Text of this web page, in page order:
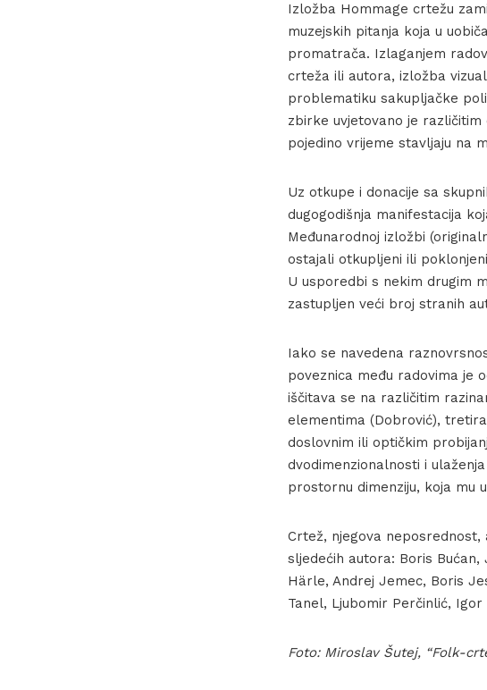
Izložba Hommage crtežu
muzejskih pitanja koja u
promatrača. Izlaganjem
crteža ili autora, izložba
problematiku sakupljačke
zbirke uvjetovano je
pojedino vrijeme stavljaju na
Uz otkupe i donacije sa
dugogodišnja manifestacija
Međunarodnoj izložbi
ostajali otkupljeni ili
U usporedbi s nekim drugim
zastupljen veći broj stranih
Iako se navedena
poveznica među radovima je
iščitava se na različitim
elementima (Dobrović),
doslovnim ili optičkim
dvodimenzionalnosti i
prostornu dimenziju, koja mu
Crtež, njegova
sljedećih autora: Boris
Härle, Andrej Jemec, Boris
Tanel, Ljubomir Perčinlić, Igor
Foto: Miroslav Šutej, “Folk-